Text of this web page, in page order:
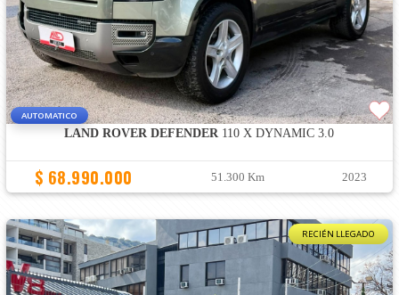
AUTOMATICO
LAND ROVER DEFENDER 110 X DYNAMIC 3.0
$ 68.990.000 51.300 Km 2023
RECIÉN LLEGADO